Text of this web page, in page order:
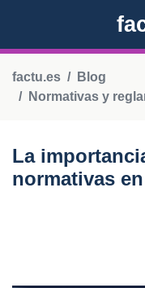
factu.es
Blog
Normativas y
La
normativas